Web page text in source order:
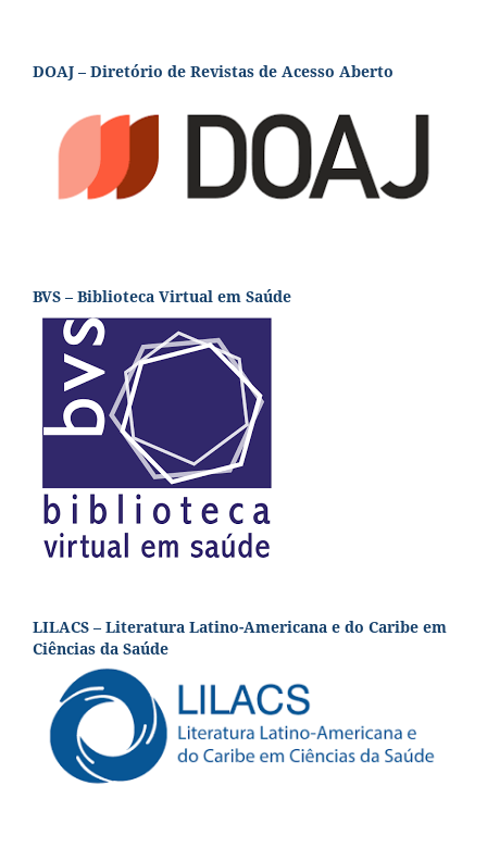
DOAJ – Diretório de Revistas de Acesso Aberto
BVS – Biblioteca Virtual em Saúde
LILACS – Literatura Latino-Americana e do Caribe em
Ciências da Saúde